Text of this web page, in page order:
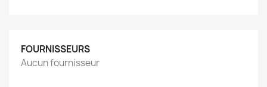
FOURNISSEURS
Aucun fournisseur